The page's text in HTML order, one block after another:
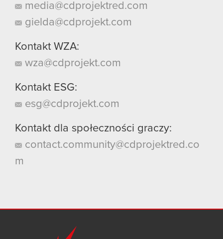
media@cdprojektred.com
gielda@cdprojekt.com
Kontakt WZA:
wza@cdprojekt.com
Kontakt ESG:
esg@cdprojekt.com
Kontakt dla społeczności graczy:
contact.community@cdprojektred.co
m